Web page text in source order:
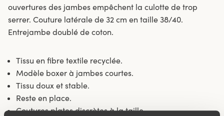
ouvertures des jambes empêchent la culotte de trop
serrer. Couture latérale de 32 cm en taille 38/40.
Entrejambe doublé de coton.
Tissu en fibre textile recyclée.
Modèle boxer à jambes courtes.
Tissu doux et stable.
Reste en place.
Coutures plates discrètes à la taille.